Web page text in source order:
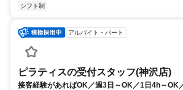
シフト制
アルバイト・パート
ピラティスの受付スタッフ(神沢店)
接客経験があればOK／週3日～OK／1日4h～OK